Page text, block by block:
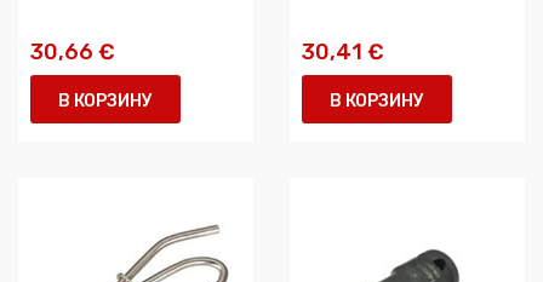
30,66 €
В КОРЗИНУ
30,41 €
В КОРЗИНУ